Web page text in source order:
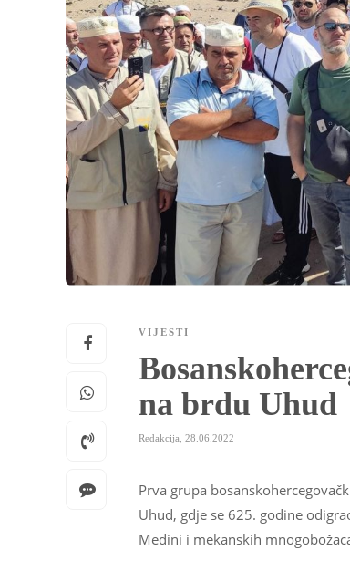
VIJESTI
na brdu Uhud
Redakcija 28.06.2022
Prva grupa
Uhud, gdje se 625. godine
Medini i mekanskih